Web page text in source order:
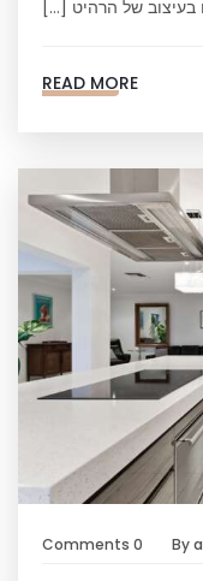
בעיצוב של הרהיט […]
READ MORE
By
0 Comments